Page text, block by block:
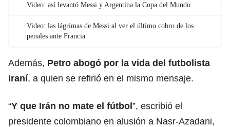
Video: así levantó Messi y Argentina la Copa del Mundo
Video: las lágrimas de Messi al ver el último cobro de los
penales ante Francia
Además, Petro abogó por la vida del futbolista
iraní, a quien se refirió en el mismo mensaje.
“Y que Irán no mate el fútbol”, escribió el
presidente colombiano en alusión a Nasr-Azadani,